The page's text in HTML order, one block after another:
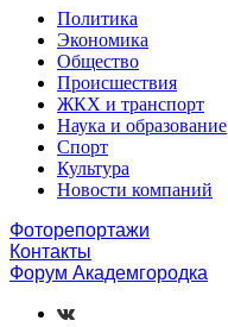
Политика
Экономика
Общество
Происшествия
ЖКХ и транспорт
Наука и образование
Спорт
Культура
Новости компаний
Фоторепортажи
Контакты
Форум Академгородка